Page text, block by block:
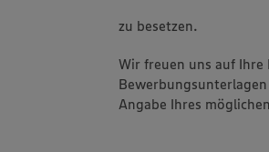
zu besetzen.
Wir freuen uns auf
Angabe Ihres